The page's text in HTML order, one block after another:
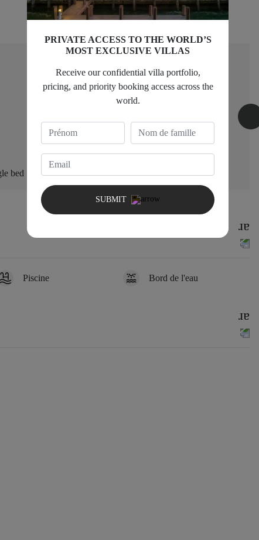
bed
1 King bed
Piscine Bord de l'eau
PRIVATE ACCESS TO THE WORLD’S
MOST EXCLUSIVE VILLAS
Receive our confidential villa portfolio,
pricing, and priority booking access across the
world.
SUBMIT